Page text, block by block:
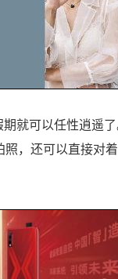
就可以任性逍遥
，还可以直接对